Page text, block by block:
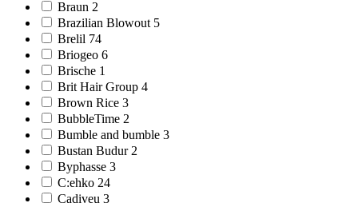
Braun 2
Brazilian Blowout 5
Brelil 74
Briogeo 6
Brische 1
Brit Hair Group 4
Brown Rice 3
BubbleTime 2
Bumble and bumble 3
Bustan Budur 2
Byphasse 3
C:ehko 24
Cadiveu 3